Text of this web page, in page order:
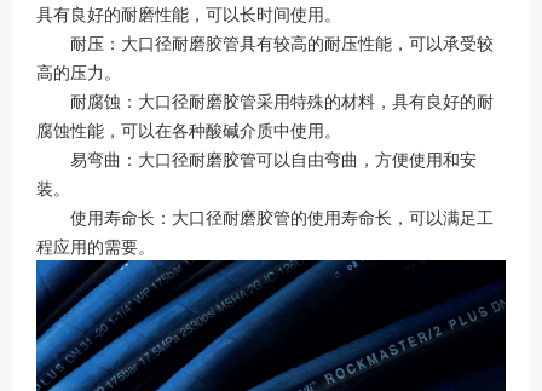
具有良好的耐磨性能，可以长时间使用。
耐压：大口径耐磨胶管具有较高的耐压性能，可以承受较
高的压力。
耐腐蚀：大口径耐磨胶管采用特殊的材料，具有良好的耐
腐蚀性能，可以在各种酸碱介质中使用。
易弯曲：大口径耐磨胶管可以自由弯曲，方便使用和安
装。
使用寿命长：大口径耐磨胶管的使用寿命长，可以满足工
程应用的需要。